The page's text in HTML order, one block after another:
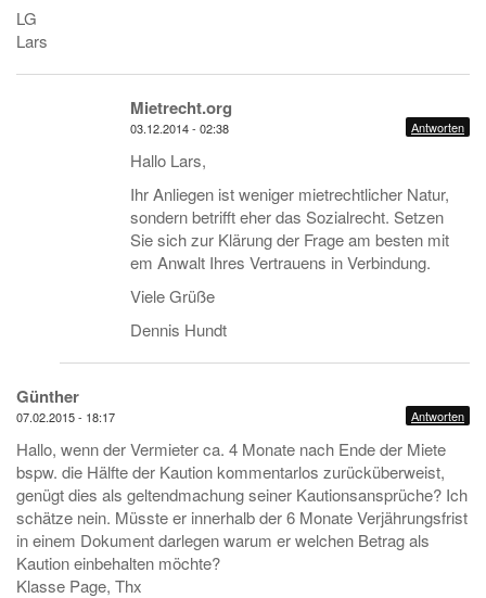
LG
Lars
Mietrecht.org
03.12.2014 - 02:38 Antworten
Hallo Lars,
Ihr Anliegen ist weniger mietrechtlicher Natur,
sondern betrifft eher das Sozialrecht. Setzen
Sie sich zur Klärung der Frage am besten mit
em Anwalt Ihres Vertrauens in Verbindung.
Viele Grüße
Dennis Hundt
Günther
07.02.2015 - 18:17 Antworten
Hallo, wenn der Vermieter ca. 4 Monate nach Ende der Miete
bspw. die Hälfte der Kaution kommentarlos zurücküberweist,
genügt dies als geltendmachung seiner Kautionsansprüche? Ich
schätze nein. Müsste er innerhalb der 6 Monate Verjährungsfrist
in einem Dokument darlegen warum er welchen Betrag als
Kaution einbehalten möchte?
Klasse Page, Thx